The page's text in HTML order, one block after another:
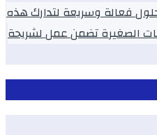
فعالة وسريعة لتدارك هذه
الصغيرة تضمن عمل لشريحة